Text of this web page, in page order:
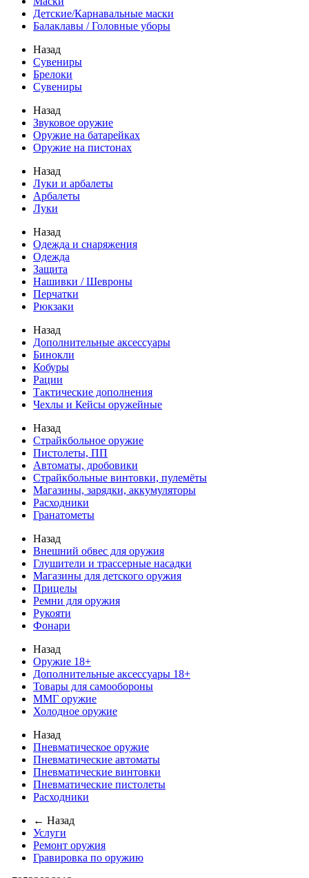
Детские/Карнавальные маски
Балаклавы / Головные уборы
Назад
Сувениры
Брелоки
Сувениры
Назад
Звуковое оружие
Оружие на батарейках
Оружие на пистонах
Назад
Луки и арбалеты
Арбалеты
Луки
Назад
Одежда и снаряжения
Одежда
Защита
Нашивки / Шевроны
Перчатки
Рюкзаки
Назад
Дополнительные аксессуары
Бинокли
Кобуры
Рации
Тактические дополнения
Чехлы и Кейсы оружейные
Назад
Страйкбольное оружие
Пистолеты, ПП
Автоматы, дробовики
Страйкбольные винтовки, пулемёты
Магазины, зарядки, аккумуляторы
Расходники
Гранатометы
Назад
Внешний обвес для оружия
Глушители и трассерные насадки
Магазины для детского оружия
Прицелы
Ремни для оружия
Рукояти
Фонари
Назад
Оружие 18+
Дополнительные аксессуары 18+
Товары для самообороны
ММГ оружие
Холодное оружие
Назад
Пневматическое оружие
Пневматические автоматы
Пневматические винтовки
Пневматические пистолеты
Расходники
← Назад
Услуги
Ремонт оружия
Гравировка по оружию